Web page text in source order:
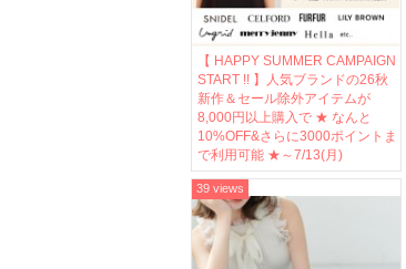
【 HAPPY SUMMER CAMPAIGN
START !! 】人気ブランドの26秋
新作＆セール除外アイテムが
8,000円以上購入で ★ なんと
10%OFF&さらに3000ポイントま
で利用可能 ★～7/13(月)
39 views